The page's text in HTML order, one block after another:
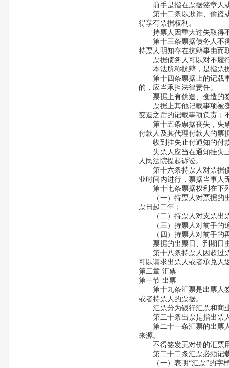
前手是指在票据签章人或
第十二条以欺诈、偷盗或
得享有票据权利。
持票人因重大过失取得不
第十三条票据债务人不得
持票人明知存在抗辩事由而
票据债务人可以对不履行
本法所称抗辩，是指票据
第十四条票据上的记载事
的，应当承担法律责任。
票据上有伪造、变造的签
票据上其他记载事项被变
变造之后的记载事项负责；
第十五条票据丧失，失票
付款人及其代理付款人的票
收到挂失止付通知的付
失票人应当在通知挂失止
人民法院提起诉讼。
第十六条持票人对票据债
业时间内进行，票据当事人
第十七条票据权利在下
（一）持票人对票据的出
票日起二年；
（二）持票人对支票出票
（三）持票人对前手的追
（四）持票人对前手的再
票据的出票日、到期日
第十八条持票人因超过票
可以请求出票人或者承兑人
第二章 汇票
第一节 出票
第十九条汇票是出票人签
或者持票人的票据。
汇票分为银行汇票和商
第二十条出票是指出票人
第二十一条汇票的出票人
来源。
不得签发无对价的汇票用
第二十二条汇票必须记
（一）表明“汇票”的字